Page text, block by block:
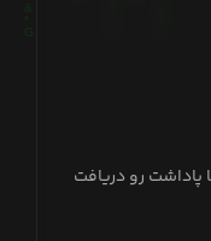
رو دریافت